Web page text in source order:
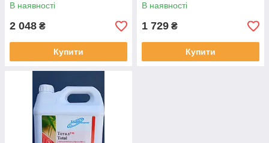
В наявності
2 048 ₴
Купити
В наявності
1 729 ₴
Купити